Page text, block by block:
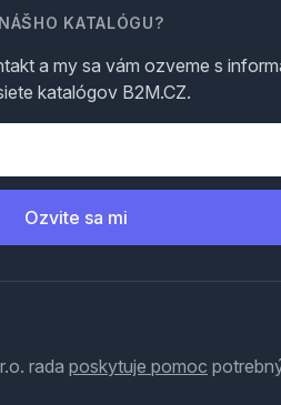
KATALÓGU?
a my sa vám ozveme s
katalógov B2M.CZ.
Ozvite sa mi
rada poskytuje pomoc